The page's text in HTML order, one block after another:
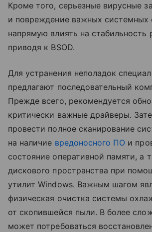
Кроме того, серьезные вирусные
и повреждение важных системных
напрямую влиять на стабильность
приводя к BSOD.
Для устранения неполадок
предлагают последовательный
Прежде всего, рекомендуется
критически важные драйверы.
провести полное сканирование
на наличие вредоносного ПО и
состояние оперативной памяти, а
дискового пространства при
утилит Windows. Важным шагом
физическая очистка системы
от скопившейся пыли. В более
может потребоваться